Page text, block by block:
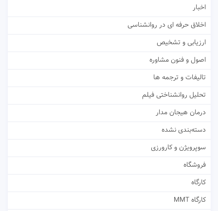
اخبار
اخلاق حرفه ای در روانشناسی
ارزیابی و تشخیص
اصول و فنون مشاوره
تالیفات و ترجمه ها
تحلیل روانشناختی فیلم
درمان هیجان مدار
دسته‌بندی نشده
سوپرویژن و کارورزی
فروشگاه
کارگاه
کارگاه MMT